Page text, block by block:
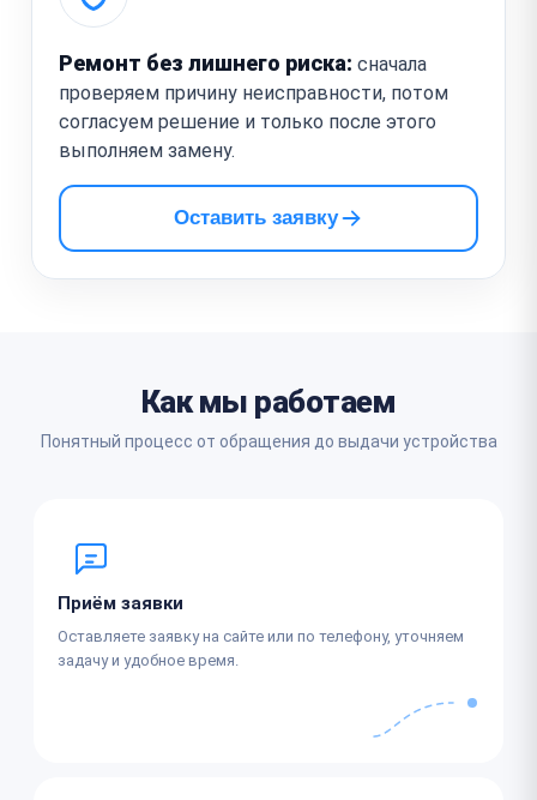
Ремонт без лишнего риска: сначала
проверяем причину неисправности, потом
согласуем решение и только после этого
выполняем замену.
Оставить заявку
Как мы работаем
Понятный процесс от обращения до выдачи устройства
Приём заявки
Оставляете заявку на сайте или по телефону, уточняем
задачу и удобное время.